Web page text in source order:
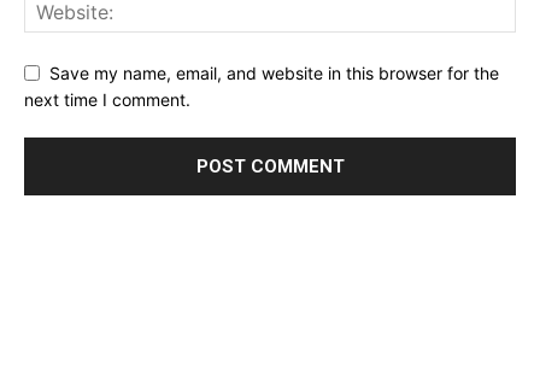
Save my name, email, and website in this browser for the
next time I comment.